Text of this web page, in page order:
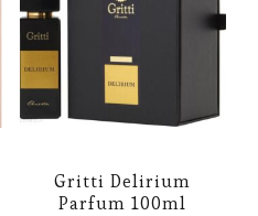
Gritti Delirium
Parfum 100ml